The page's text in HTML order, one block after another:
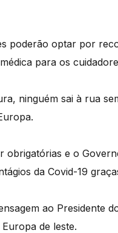
poderão optar por
para os
ninguém sai à rua
obrigatórias e o
da Covid-19
ao Presidente
de leste.